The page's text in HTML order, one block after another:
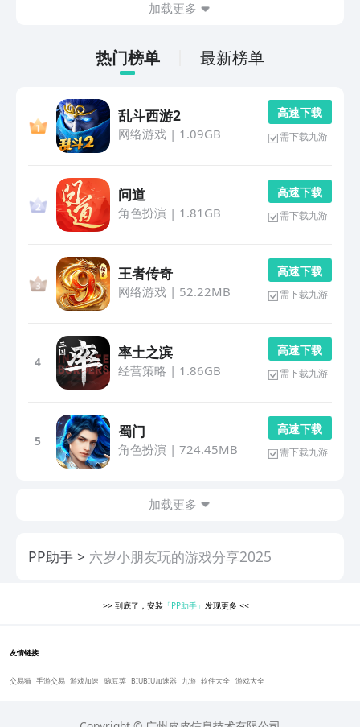
加载更多
热门榜单 最新榜单
乱斗西游2
网络游戏| 1.09GB
高 速 下 载
需下载九游
问道
角色扮演 | 1.81GB
高 速 下 载
需下载九游
王者传奇
网络游戏| 52.22MB
高 速 下 载
需下载九游
4
率土之滨
经营策略 | 1.86GB
高 速 下 载
需下载九游
5
蜀门
角色扮演 | 724.45MB
高 速 下 载
需下载九游
加载更多
PP助手 六岁小朋友玩的游戏分享2025
>> 到底了，安装 「PP助手」发现更多<<
友情链接
交易猫 手游交易 游戏加速 豌豆荚 BIUBIU加速器 九游 软件大全 游戏大全